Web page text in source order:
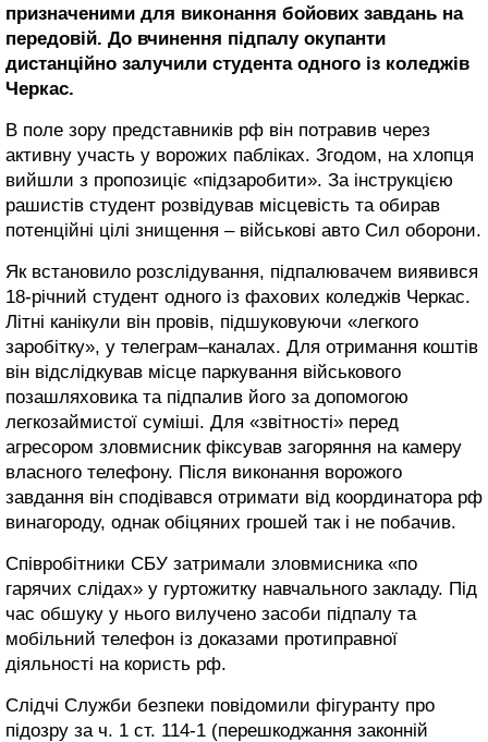
призначеними для виконання бойових завдань на
передовій. До вчинення підпалу окупанти
дистанційно залучили студента одного із коледжів
Черкас.
В поле зору представників рф він потравив через
активну участь у ворожих пабліках. Згодом, на хлопця
вийшли з пропозиціє «підзаробити». За інструкцією
рашистів студент розвідував місцевість та обирав
потенційні цілі знищення – військові авто Сил оборони.
Як встановило розслідування, підпалювачем виявився
18-річний студент одного із фахових коледжів Черкас.
Літні канікули він провів, підшуковуючи «легкого
заробітку», у телеграм–каналах. Для отримання коштів
він відслідкував місце паркування військового
позашляховика та підпалив його за допомогою
легкозаймистої суміші. Для «звітності» перед
агресором зловмисник фіксував загоряння на камеру
власного телефону. Після виконання ворожого
завдання він сподівався отримати від координатора рф
винагороду, однак обіцяних грошей так і не побачив.
Співробітники СБУ затримали зловмисника «по
гарячих слідах» у гуртожитку навчального закладу. Під
час обшуку у нього вилучено засоби підпалу та
мобільний телефон із доказами протиправної
діяльності на користь рф.
Слідчі Служби безпеки повідомили фігуранту про
підозру за ч. 1 ст. 114-1 (перешкоджання законній